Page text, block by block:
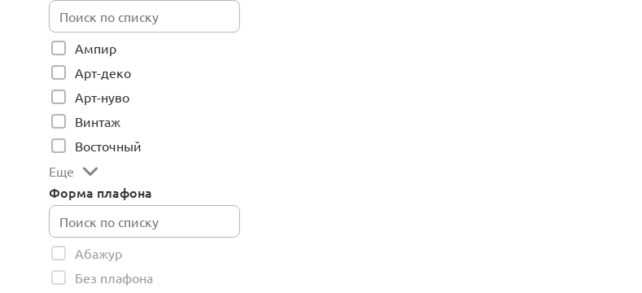
Ампир
Арт-деко
Арт-нуво
Винтаж
Восточный
Еще
Форма плафона
Абажур
Без плафона